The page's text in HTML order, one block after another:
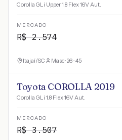
Corolla GLi Upper 1.8 Flex 16V Aut.
MERCADO
R$2.574
Itajaí/SC Masc · 26-45
Toyota COROLLA 2019
Corolla GLi 1.8 Flex 16V Aut.
MERCADO
R$3.507